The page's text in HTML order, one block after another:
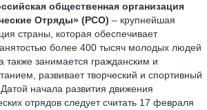
общественная организация
Отряды» (РСО) – крупнейшая
страны, которая обеспечивает
более 400 тысяч молодых людей
а также занимается гражданским и
развивает творческий и спортивный
начала развития движения
отрядов следует считать 17 февраля